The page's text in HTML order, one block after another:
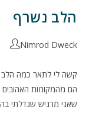
הלב נשרף
מחבר:
Nimrod Dweck
קשה לי לתאר כמה הלב
הם מהמקומות
שאני מרגיש שגדלתי